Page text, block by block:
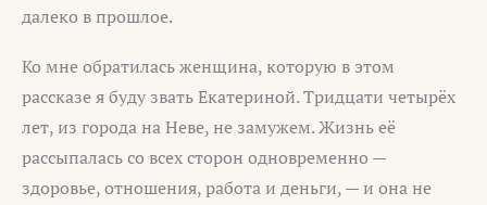
далеко в прошлое.
Ко мне обратилась женщина, которую в этом
рассказе я буду звать Екатериной. Тридцати четырёх
лет, из города на Неве, не замужем. Жизнь её
рассыпалась со всех сторон одновременно —
здоровье, отношения, работа и деньги, — и она не